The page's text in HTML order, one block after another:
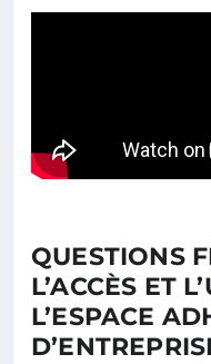
QUESTIONS
L’ACCÈS ET
L’ESPACE